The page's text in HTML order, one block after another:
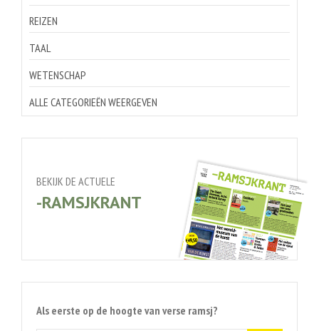
REIZEN
TAAL
WETENSCHAP
ALLE CATEGORIEËN WEERGEVEN
BEKIJK DE ACTUELE
-RAMSJKRANT
Als eerste op de hoogte van verse ramsj?